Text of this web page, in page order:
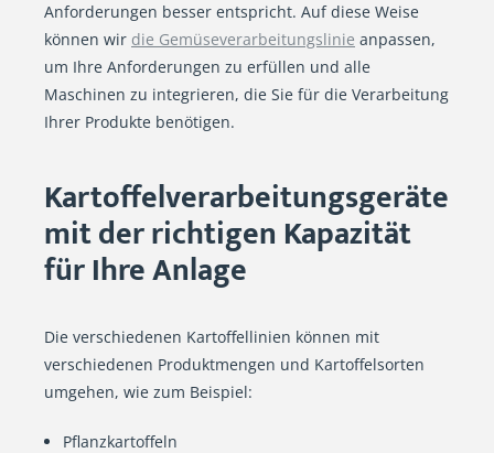
Anforderungen besser entspricht. Auf diese Weise
können wir die Gemüseverarbeitungslinie anpassen,
um Ihre Anforderungen zu erfüllen und alle
Maschinen zu integrieren, die Sie für die Verarbeitung
Ihrer Produkte benötigen.
Kartoffelverarbeitungsgeräte
mit der richtigen Kapazität
für Ihre Anlage
Die verschiedenen Kartoffellinien können mit
verschiedenen Produktmengen und Kartoffelsorten
umgehen, wie zum Beispiel:
Pflanzkartoffeln